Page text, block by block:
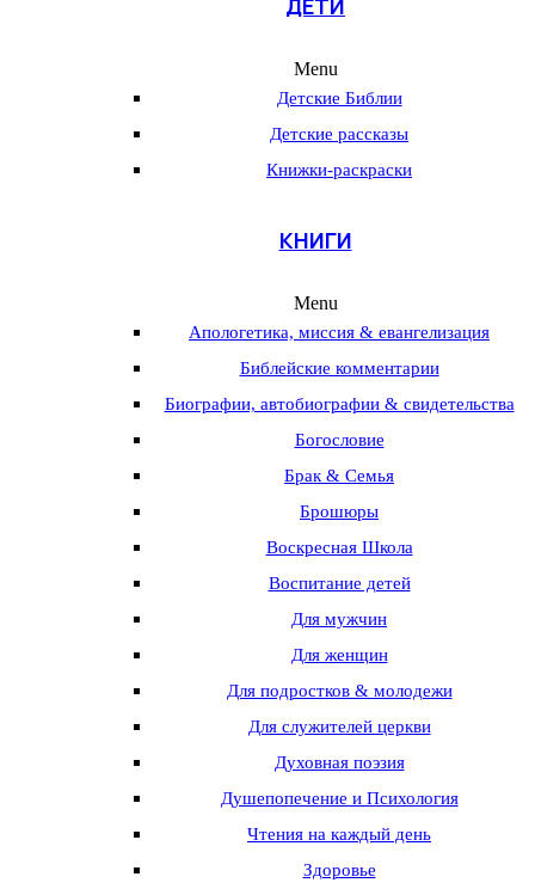
ДЕТИ
Menu
Детские Библии
Детские рассказы
Книжки-раскраски
КНИГИ
Menu
Апологетика, миссия & евангелизация
Библейские комментарии
Биографии, автобиографии & свидетельства
Богословие
Брак & Семья
Брошюры
Воскресная Школа
Воспитание детей
Для мужчин
Для женщин
Для подростков & молодежи
Для служителей церкви
Духовная поэзия
Душепопечение и Психология
Чтения на каждый день
Здоровье